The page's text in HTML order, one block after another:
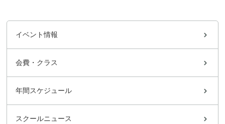
イベント情報
会費・クラス
年間スケジュール
スクールニュース